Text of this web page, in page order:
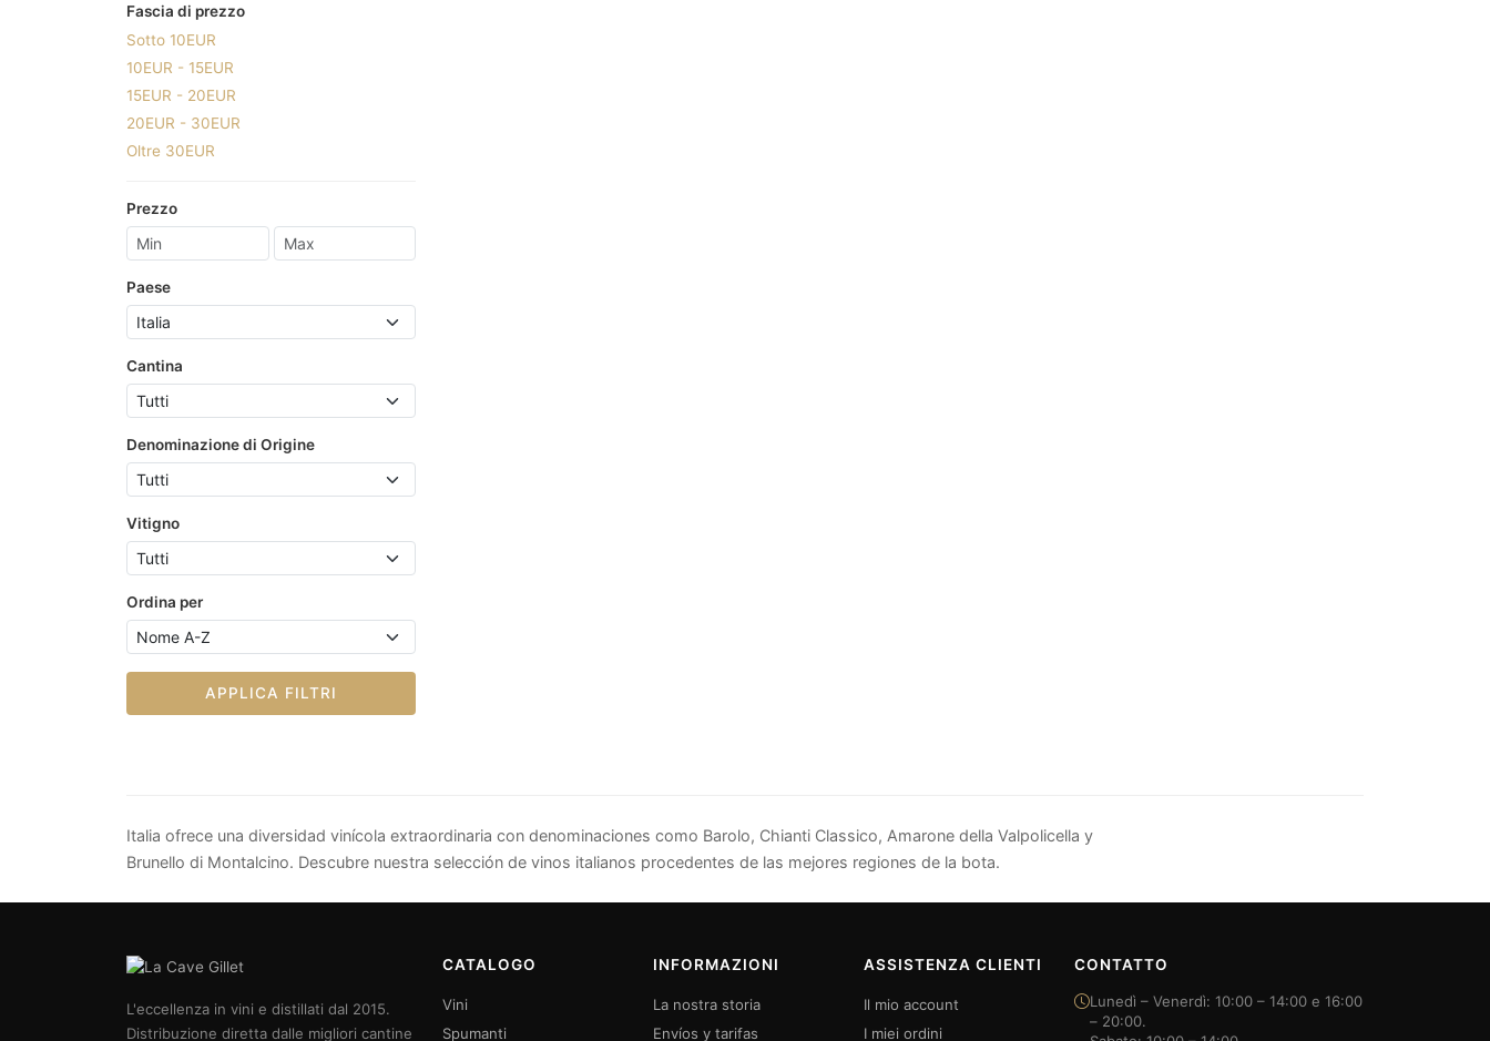
Fascia di prezzo
Sotto 10EUR
10EUR - 15EUR
15EUR - 20EUR
20EUR - 30EUR
Oltre 30EUR
Prezzo
Paese
Cantina
Denominazione di Origine
Vitigno
Ordina per
APPLICA FILTRI
Italia ofrece una diversidad vinícola extraordinaria con denominaciones como Barolo, Chianti Classico, Amarone della Valpolicella y
Brunello di Montalcino. Descubre nuestra selección de vinos italianos procedentes de las mejores regiones de la bota.
L'eccellenza in vini e distillati dal 2015.
Distribuzione diretta dalle migliori cantine
CATALOGO
Vini
Spumanti
INFORMAZIONI
La nostra storia
Envíos y tarifas
ASSISTENZA CLIENTI
Il mio account
I miei ordini
CONTATTO
Lunedì – Venerdì: 10:00 – 14:00 e 16:00
– 20:00.